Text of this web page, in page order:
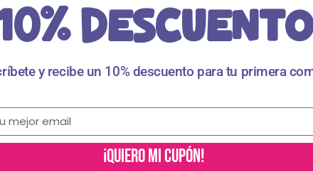
DESCUENTO
y recibe un 10% descuento para tu primera
¡QUIERO MI CUPÓN!